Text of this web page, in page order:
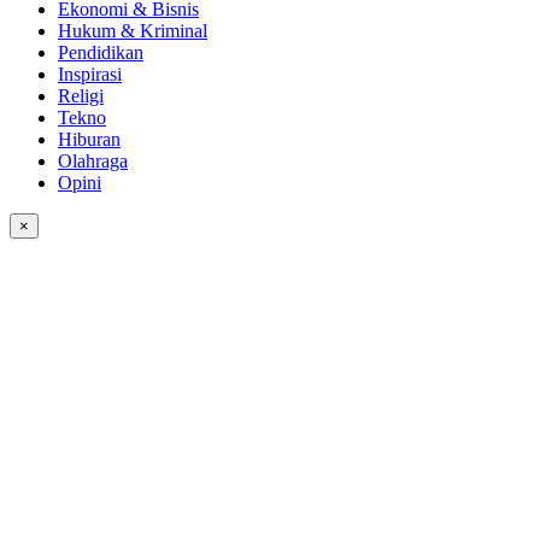
Ekonomi & Bisnis
Hukum & Kriminal
Pendidikan
Inspirasi
Religi
Tekno
Hiburan
Olahraga
Opini
×